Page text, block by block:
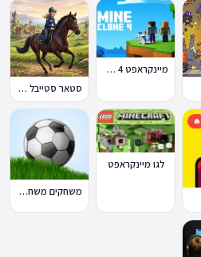
מיינקראפט 4 קלון
סטאר סטייבל Star Stable Online
🔥
לגו מיינקראפט
משחקים משחקי כדורגל במחשב וברשת